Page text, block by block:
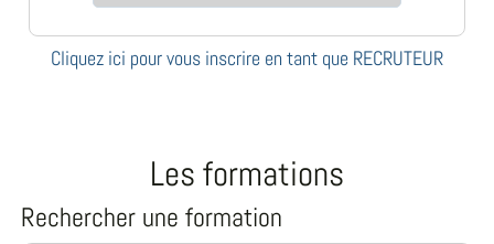
Cliquez ici pour vous inscrire en tant que RECRUTEUR
Les formations
Rechercher une formation